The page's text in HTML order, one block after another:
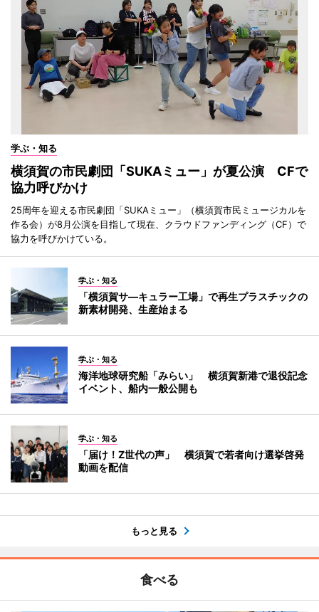
学ぶ・知る
横須賀の市民劇団「SUKAミュー」が夏公演 CFで
協力呼びかけ
25周年を迎える市民劇団「SUKAミュー」（横須賀市民ミュージカルを
作る会）が8月公演を目指して現在、クラウドファンディング（CF）で
協力を呼びかけている。
学ぶ・知る
「横須賀サ―キュラー工場」で再生プラスチックの
新素材開発、生産始まる
学ぶ・知る
海洋地球研究船「みらい」 横須賀新港で退役記念
イベント、船内一般公開も
学ぶ・知る
「届け！Z世代の声」 横須賀で若者向け選挙啓発
動画を配信
もっと見る
食べる